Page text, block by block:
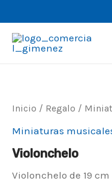
al
contenido
Inicio / Regalo /
Miniaturas
Violonchelo
Violonchelo de 19 cm